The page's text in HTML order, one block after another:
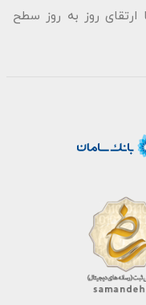
ارتقای روز به روز سطح